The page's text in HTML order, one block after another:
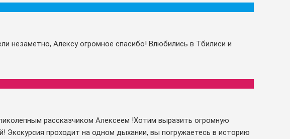
незаметно, Алексу огромное спасибо! Влюбились в Тбилиси и
рассказчиком Алексеем !Хотим выразить огромную
Экскурсия проходит на одном дыхании, вы погружаетесь в историю